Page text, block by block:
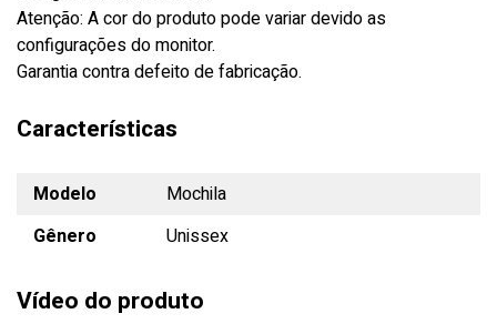
Atenção: A cor do produto pode variar devido as
configurações do monitor.
Garantia contra defeito de fabricação.
Características
Modelo
Mochila
Gênero
Unissex
Vídeo do produto